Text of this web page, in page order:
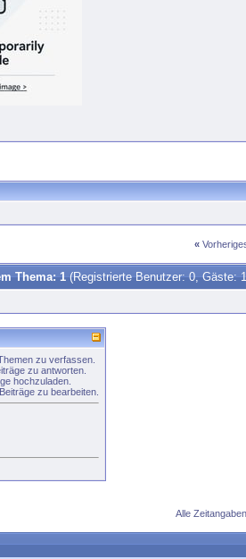
«
Thema: 1(Registrierte Benutzer: 0, Gäste:
zu verfassen.
zu antworten.
hochzuladen.
Beiträge zu bearbeiten.
Alle